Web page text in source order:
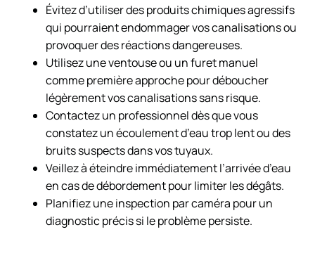
Évitez d’utiliser des produits chimiques agressifs
qui pourraient endommager vos canalisations ou
provoquer des réactions dangereuses.
Utilisez une ventouse ou un furet manuel
comme première approche pour déboucher
légèrement vos canalisations sans risque.
Contactez un professionnel dès que vous
constatez un écoulement d’eau trop lent ou des
bruits suspects dans vos tuyaux.
Veillez à éteindre immédiatement l’arrivée d’eau
en cas de débordement pour limiter les dégâts.
Planifiez une inspection par caméra pour un
diagnostic précis si le problème persiste.